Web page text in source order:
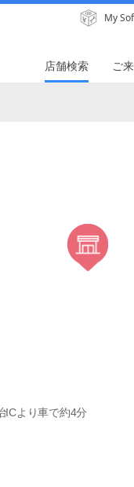
My
店舗検索 ご
より車で約4分